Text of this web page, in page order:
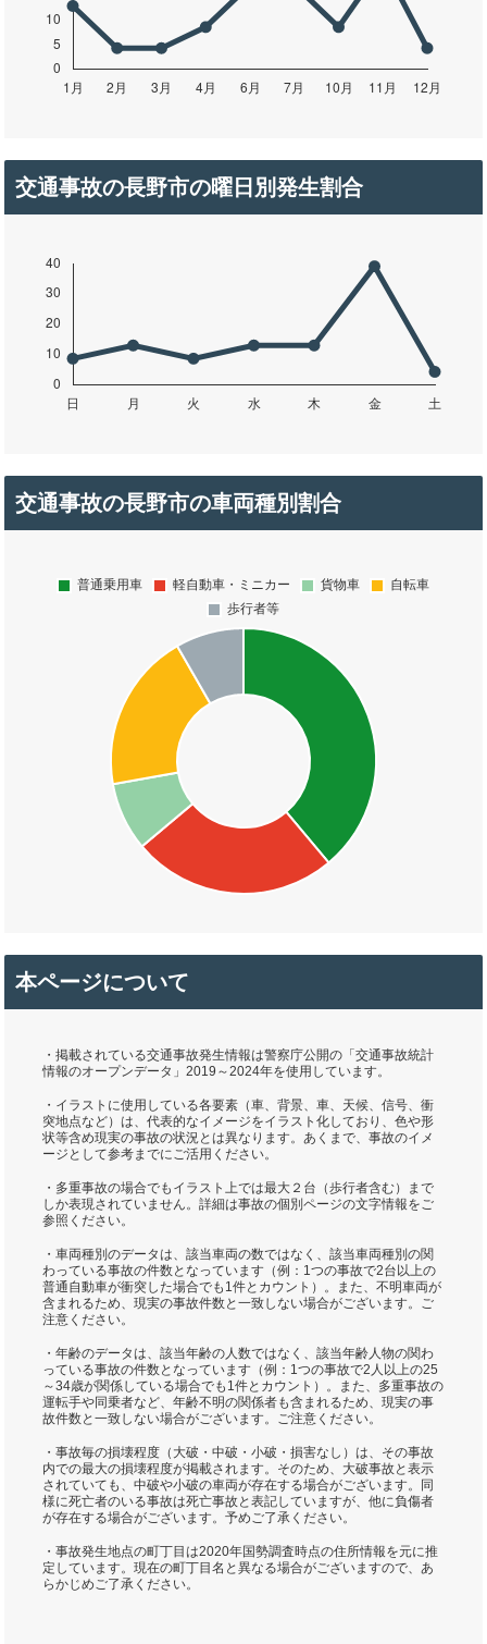
交通事故の長野市の曜日別発生割合
交通事故の長野市の車両種別割合
本ページについて
・掲載されている交通事故発生情報は警察庁公開の「交通事故統計
情報のオープンデータ」2019～2024年を使用しています。
・イラストに使用している各要素（車、背景、車、天候、信号、衝
突地点など）は、代表的なイメージをイラスト化しており、色や形
状等含め現実の事故の状況とは異なります。あくまで、事故のイメ
ージとして参考までにご活用ください。
・多重事故の場合でもイラスト上では最大２台（歩行者含む）まで
しか表現されていません。詳細は事故の個別ページの文字情報をご
参照ください。
・車両種別のデータは、該当車両の数ではなく、該当車両種別の関
わっている事故の件数となっています（例：1つの事故で2台以上の
普通自動車が衝突した場合でも1件とカウント）。また、不明車両が
含まれるため、現実の事故件数と一致しない場合がございます。ご
注意ください。
・年齢のデータは、該当年齢の人数ではなく、該当年齢人物の関わ
っている事故の件数となっています（例：1つの事故で2人以上の25
～34歳が関係している場合でも1件とカウント）。また、多重事故の
運転手や同乗者など、年齢不明の関係者も含まれるため、現実の事
故件数と一致しない場合がございます。ご注意ください。
・事故毎の損壊程度（大破・中破・小破・損害なし）は、その事故
内での最大の損壊程度が掲載されます。そのため、大破事故と表示
されていても、中破や小破の車両が存在する場合がございます。同
様に死亡者のいる事故は死亡事故と表記していますが、他に負傷者
が存在する場合がございます。予めご了承ください。
・事故発生地点の町丁目は2020年国勢調査時点の住所情報を元に推
定しています。現在の町丁目名と異なる場合がございますので、あ
らかじめご了承ください。